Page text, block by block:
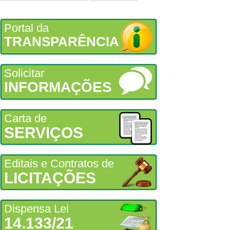
Portal da
TRANSPARÊNCIA
Solicitar
INFORMAÇÕES
Carta de
SERVIÇOS
Editais e Contratos de
LICITAÇÕES
Dispensa Lei
14.133/21